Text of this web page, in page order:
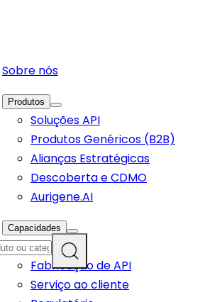
Sobre nós
Produtos
Soluções API
Produtos Genéricos (B2B)
Alianças Estratégicas
Descoberta e CDMO
Aurigene.AI
Capacidades
R&D
Fabricação de API
Serviço ao cliente
Ingredient Products
API